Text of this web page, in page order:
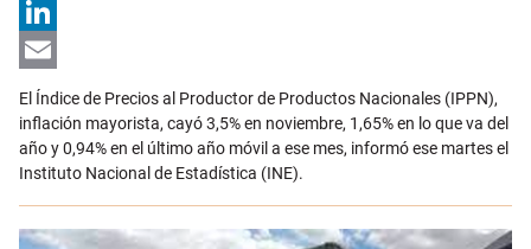
X
LinkedIn
Email
El Índice de Precios al Productor de Productos Nacionales (IPPN),
inflación mayorista, cayó 3,5% en noviembre, 1,65% en lo que va del
año y 0,94% en el último año móvil a ese mes, informó ese martes el
Instituto Nacional de Estadística (INE).